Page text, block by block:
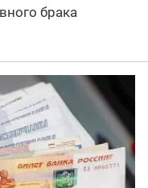
брака